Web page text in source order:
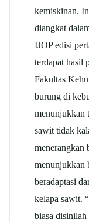
kemiskinan.
diangkat
IJOP edisi
terdapat hasil
Fakultas
burung di
menunjukkan
sawit tidak
menerangkan
menunjukkan
beradaptasi
kelapa sawit.
biasa